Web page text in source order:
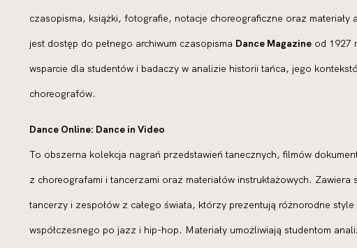
czasopisma, książki, fotografie, notacje choreograficzne oraz materiały
jest dostęp do pełnego archiwum czasopisma Dance Magazine od 1927
wsparcie dla studentów i badaczy w analizie historii tańca, jego
choreografów.
Dance Online: Dance in Video
To obszerna kolekcja nagrań przedstawień tanecznych, filmów
z choreografami i tancerzami oraz materiałów instruktażowych. Zawiera
tancerzy i zespołów z całego świata, którzy prezentują różnorodne style
współczesnego po jazz i hip-hop. Materiały umożliwiają studentom